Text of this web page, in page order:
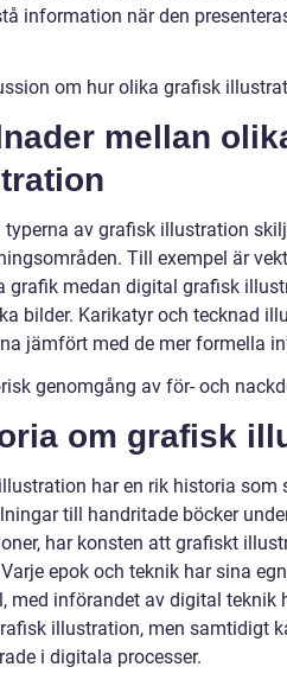
information när den
om hur olika grafisk
mellan
typerna av grafisk illustration
Till exempel är
grafik medan digital grafisk
bilder. Karikatyr och tecknad
jämfört med de mer formella
genomgång av för- och
om grafisk
har en rik historia
till handritade böcker
har konsten att grafiskt
epok och teknik har sina
med införandet av digital teknik
illustration, men samtidigt
i digitala processer.